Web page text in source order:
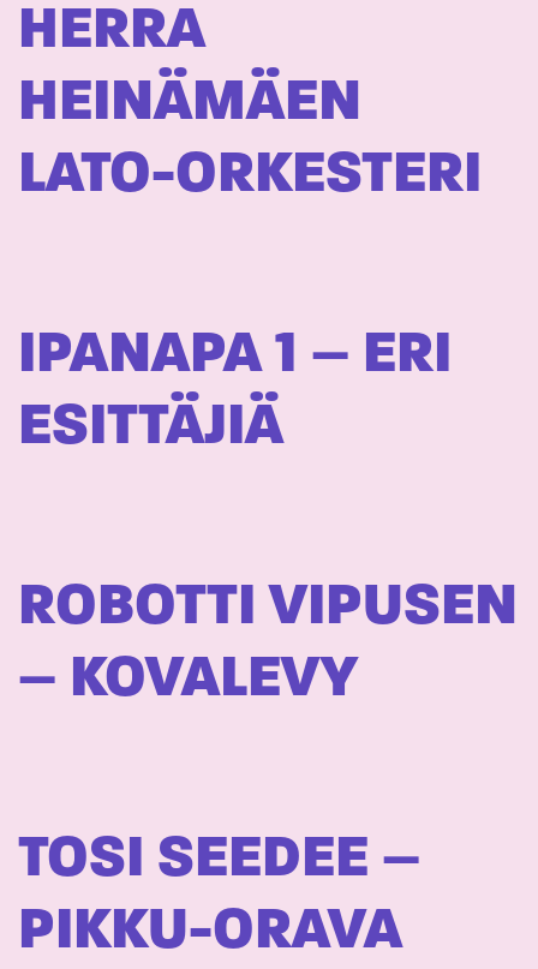
HERRA
HEINÄMÄEN
LATO-ORKESTERI
IPANAPA 1 – ERI
ESITTÄJIÄ
ROBOTTI VIPUSEN
– KOVALEVY
TOSI SEEDEE –
PIKKU-ORAVA